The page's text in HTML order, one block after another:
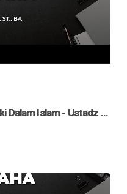
[SIARAN TUNDA] Waspadalah Anda Akan di Hisab - Ustadz Ammi Nur Baits ST., BA حفظه الله تعالـــــ